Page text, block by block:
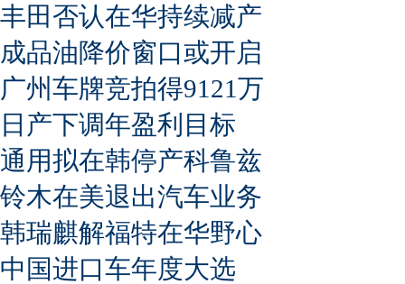
丰田否认在华持续减产
成品油降价窗口或开启
广州车牌竞拍得9121万
日产下调年盈利目标
通用拟在韩停产科鲁兹
铃木在美退出汽车业务
韩瑞麒解福特在华野心
中国进口车年度大选